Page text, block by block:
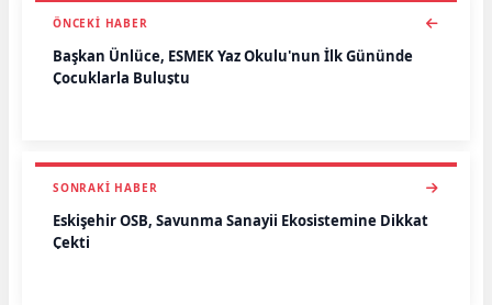
ÖNCEKI HABER
Başkan Ünlüce, ESMEK Yaz Okulu'nun İlk Gününde
Çocuklarla Buluştu
SONRAKI HABER
Eskişehir OSB, Savunma Sanayii Ekosistemine Dikkat
Çekti